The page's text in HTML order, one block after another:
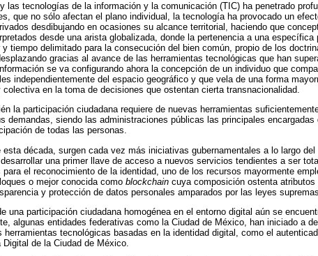
las tecnologías de la información y la comunicación (TIC) ha penetrado
que no sólo afectan el plano individual, la tecnología ha provocado un
desdibujando en ocasiones su alcance territorial, haciendo que
desde una arista globalizada, donde la pertenencia a una específica
y tiempo delimitado para la consecución del bien común, propio de los
gracias al avance de las herramientas tecnológicas que han
se va configurando ahora la concepción de un individuo que
independientemente del espacio geográfico y que vela de una forma
en la toma de decisiones que ostentan cierta transnacionalidad.
la participación ciudadana requiere de nuevas herramientas
demandas, siendo las administraciones públicas las principales
de todas las personas.
esta década, surgen cada vez más iniciativas gubernamentales a lo largo
una primer llave de acceso a nuevos servicios tendientes a ser
el reconocimiento de la identidad, uno de los recursos mayormente
o mejor conocida como blockchain cuya composición ostenta
y protección de datos personales amparados por las leyes supremas.
una participación ciudadana homogénea en el entorno digital aún se
algunas entidades federativas como la Ciudad de México, han iniciado a
herramientas tecnológicas basadas en la identidad digital, como el
Digital de la Ciudad de México.